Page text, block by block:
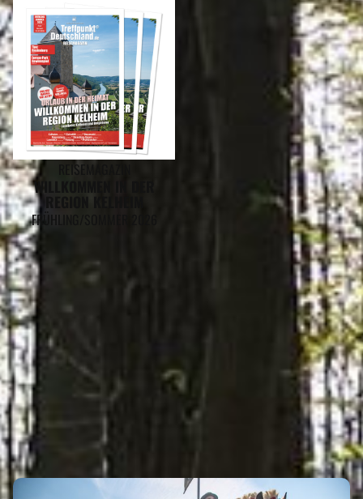
REISEMAGAZIN
WILLKOMMEN IN DER
FRÜHLING/SOMMER 2026
LANDKREIS PFAFFENHOFEN AN
DER ILM GEHÖRT ZU DEN